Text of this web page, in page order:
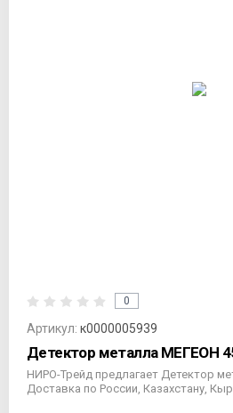
0
Артикул: к0000005939
Детектор металла МЕГЕОН
НИРО-Трейд предлагает Детектор
Доставка по России, Казахстану,